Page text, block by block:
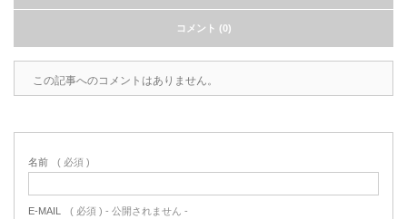
コメント (0)
この記事へのコメントはありません。
名前 ( 必須 )
E-MAIL ( 必須 ) - 公開されません -